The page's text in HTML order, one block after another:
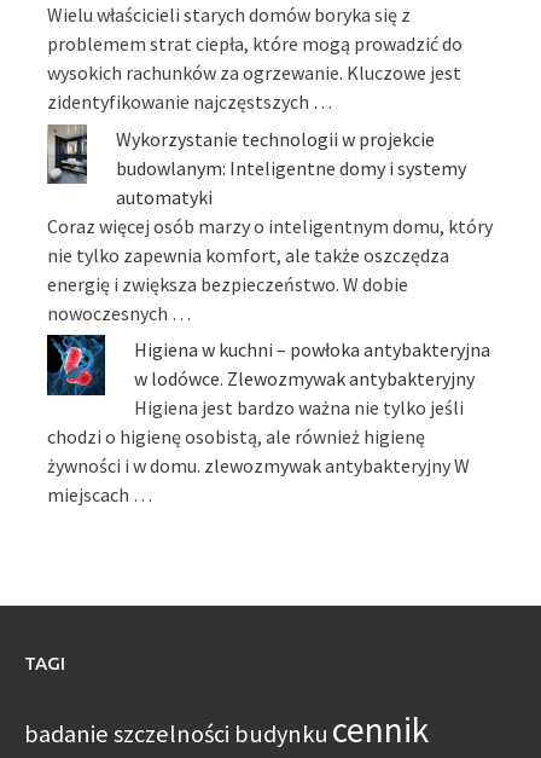
Wielu właścicieli starych domów boryka się z
problemem strat ciepła, które mogą prowadzić do
wysokich rachunków za ogrzewanie. Kluczowe jest
zidentyfikowanie najczęstszych …
Wykorzystanie technologii w projekcie
budowlanym: Inteligentne domy i systemy
automatyki
Coraz więcej osób marzy o inteligentnym domu, który
nie tylko zapewnia komfort, ale także oszczędza
energię i zwiększa bezpieczeństwo. W dobie
nowoczesnych …
Higiena w kuchni – powłoka antybakteryjna
w lodówce. Zlewozmywak antybakteryjny
Higiena jest bardzo ważna nie tylko jeśli
chodzi o higienę osobistą, ale również higienę
żywności i w domu. zlewozmywak antybakteryjny W
miejscach …
TAGI
badanie szczelności budynku cennik